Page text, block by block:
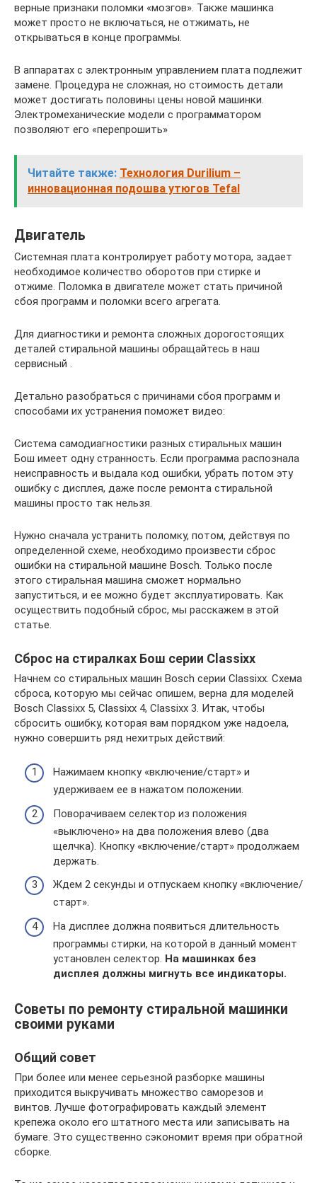
верные признаки поломки «мозгов». Также машинка
может просто не включаться, не отжимать, не
открываться в конце программы.
В аппаратах с электронным управлением плата подлежит
замене. Процедура не сложная, но стоимость детали
может достигать половины цены новой машинки.
Электромеханические модели с программатором
позволяют его «перепрошить»
Читайте также: Технология Durilium –
инновационная подошва утюгов Tefal
Двигатель
Системная плата контролирует работу мотора, задает
необходимое количество оборотов при стирке и
отжиме. Поломка в двигателе может стать причиной
сбоя программ и поломки всего агрегата.
Для диагностики и ремонта сложных дорогостоящих
деталей стиральной машины обращайтесь в наш
сервисный .
Детально разобраться с причинами сбоя программ и
способами их устранения поможет видео:
Система самодиагностики разных стиральных машин
Бош имеет одну странность. Если программа распознала
неисправность и выдала код ошибки, убрать потом эту
ошибку с дисплея, даже после ремонта стиральной
машины просто так нельзя.
Нужно сначала устранить поломку, потом, действуя по
определенной схеме, необходимо произвести сброс
ошибки на стиральной машине Bosch. Только после
этого стиральная машина сможет нормально
запуститься, и ее можно будет эксплуатировать. Как
осуществить подобный сброс, мы расскажем в этой
статье.
Сброс на стиралках Бош серии Classixx
Начнем со стиральных машин Bosch серии Classixx. Схема
сброса, которую мы сейчас опишем, верна для моделей
Bosch Classixx 5, Classixx 4, Classixx 3. Итак, чтобы
сбросить ошибку, которая вам порядком уже надоела,
нужно совершить ряд нехитрых действий:
Нажимаем кнопку «включение/старт» и
удерживаем ее в нажатом положении.
Поворачиваем селектор из положения
«выключено» на два положения влево (два
щелчка). Кнопку «включение/старт» продолжаем
держать.
Ждем 2 секунды и отпускаем кнопку «включение/
старт».
На дисплее должна появиться длительность
программы стирки, на которой в данный момент
установлен селектор. На машинках без
дисплея должны мигнуть все индикаторы.
Советы по ремонту стиральной машинки
своими руками
Общий совет
При более или менее серьезной разборке машины
приходится выкручивать множество саморезов и
винтов. Лучше фотографировать каждый элемент
крепежа около его штатного места или записывать на
бумаге. Это существенно сэкономит время при обратной
сборке.